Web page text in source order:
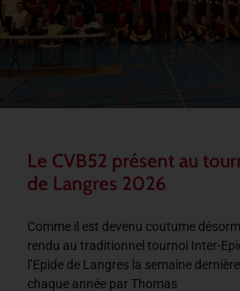
Le CVB52 présent au
de Langres 2026
Comme il est devenu coutume
rendu au traditionnel tournoi Inter-
l’Epide de Langres la semaine
chaque année par Thomas